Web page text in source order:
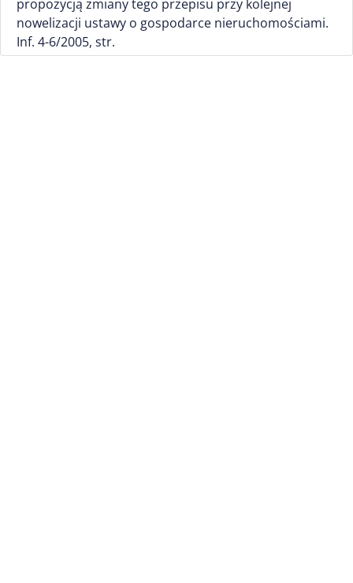
propozycją zmiany tego przepisu przy kolejnej
nowelizacji ustawy o gospodarce nieruchomościami.
Inf. 4-6/2005, str.